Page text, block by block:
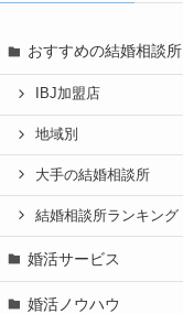
おすすめの結婚相談所
IBJ加盟店
地域別
大手の結婚相談所
結婚相談所ランキング
婚活サービス
婚活ノウハウ